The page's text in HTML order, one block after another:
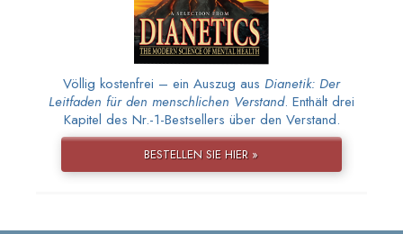
Völlig kostenfrei – ein Auszug aus Dianetik: Der
Leitfaden für den menschlichen Verstand. Enthält drei
Kapitel des Nr.-1-Bestsellers über den Verstand.
BESTELLEN SIE HIER »